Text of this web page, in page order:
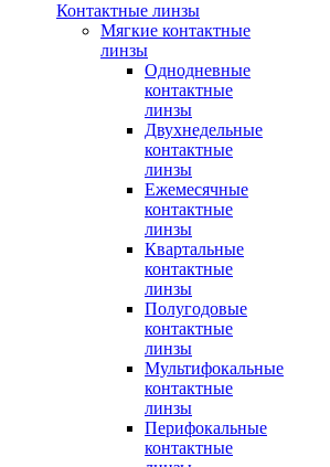
Контактные линзы
Мягкие контактные
линзы
Однодневные
контактные
линзы
Двухнедельные
контактные
линзы
Ежемесячные
контактные
линзы
Квартальные
контактные
линзы
Полугодовые
контактные
линзы
Мультифокальные
контактные
линзы
Перифокальные
контактные